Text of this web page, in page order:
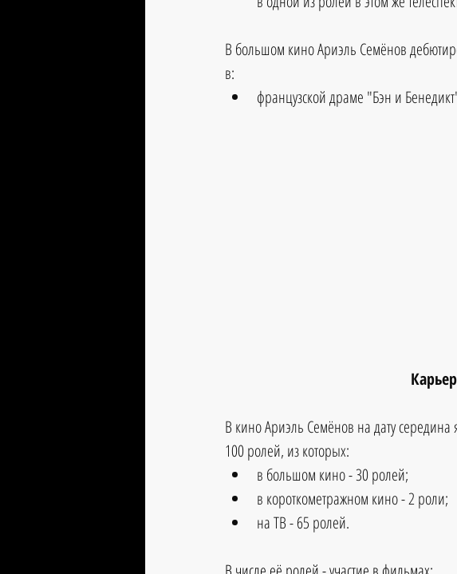
В большом кино Ариэль Семёнов
в:
французской драме "Бэн и
В кино Ариэль Семёнов на дату
100 ролей, из которых:
в большом кино - 30 ролей;
в короткометражном кино - 2 роли;
на ТВ - 65 ролей.